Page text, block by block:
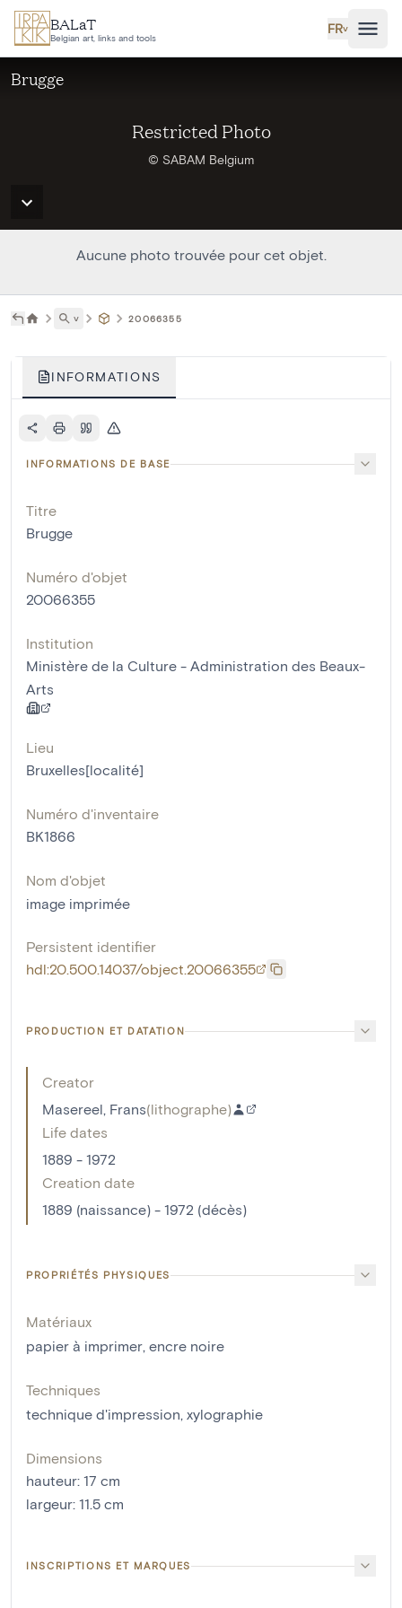
Aller au contenu principal
BALaT
Belgian art, links and tools
FR˅
Restricted Photo
© SABAM Belgium
Brugge
Aucune photo trouvée pour cet objet.
˅ 20066355
INFORMATIONS
INFORMATIONS DE BASE
Titre
Brugge
Numéro d'objet
20066355
Institution
Ministère de la Culture - Administration des Beaux-
Arts
Lieu
Bruxelles[localité]
Numéro d'inventaire
BK1866
Nom d'objet
image imprimée
Persistent identifier
hdl:20.500.14037/object.20066355
PRODUCTION ET DATATION
Creator
Masereel, Frans(lithographe)
Life dates
1889 - 1972
Creation date
1889 (naissance) - 1972 (décès)
PROPRIÉTÉS PHYSIQUES
Matériaux
papier à imprimer, encre noire
Techniques
technique d'impression, xylographie
Dimensions
hauteur: 17 cm
largeur: 11.5 cm
INSCRIPTIONS ET MARQUES